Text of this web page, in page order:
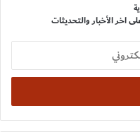
اخر الأخبار والتحديثات